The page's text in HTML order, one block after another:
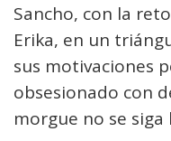
Sancho, con la
Erika, en un
sus motivaciones
obsesionado con
morgue no se siga